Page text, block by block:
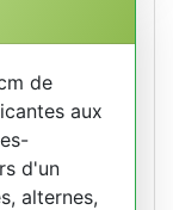
de
aux
d'un
alternes,